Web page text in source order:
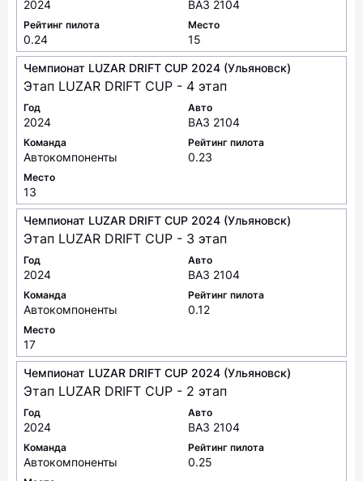
Этап Этап #1 / Let’s Drift
Год
2024
Авто
ВАЗ 2104
Рейтинг пилота
0.24
Место
15
Чемпионат LUZAR DRIFT CUP 2024 (Ульяновск)
Этап LUZAR DRIFT CUP - 4 этап
Год
2024
Авто
ВАЗ 2104
Команда
Автокомпоненты
Место
13
Чемпионат LUZAR DRIFT CUP 2024 (Ульяновск)
Этап LUZAR DRIFT CUP - 3 этап
Год
2024
Авто
ВАЗ 2104
Команда
Автокомпоненты
Место
17
Чемпионат LUZAR DRIFT CUP 2024 (Ульяновск)
Этап LUZAR DRIFT CUP - 2 этап
Год
2024
Авто
ВАЗ 2104